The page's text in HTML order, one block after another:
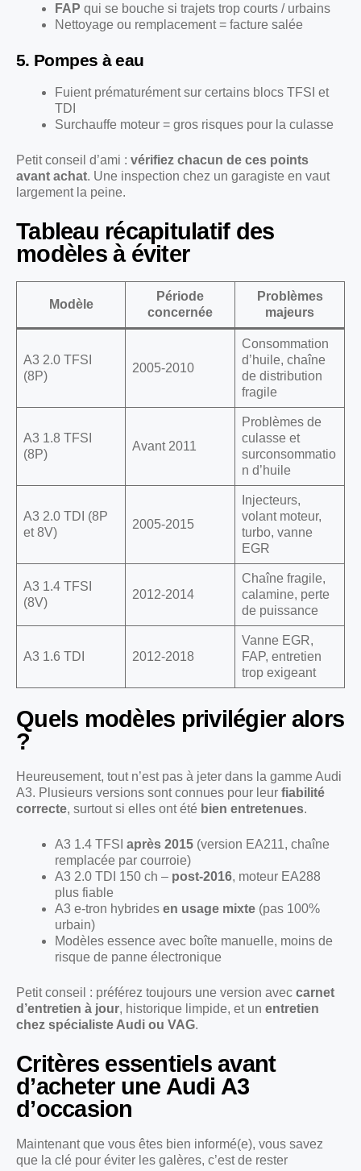
FAP qui se bouche si trajets trop courts / urbains
Nettoyage ou remplacement = facture salée
5. Pompes à eau
Fuient prématurément sur certains blocs TFSI et
TDI
Surchauffe moteur = gros risques pour la culasse
Petit conseil d’ami : vérifiez chacun de ces points
avant achat. Une inspection chez un garagiste en vaut
largement la peine.
Tableau récapitulatif des
modèles à éviter
Modèle
Période
concernée
Problèmes
majeurs
A3 2.0 TFSI
(8P)
2005-2010
Consommation
d’huile, chaîne
de distribution
fragile
A3 1.8 TFSI
(8P)
Avant 2011
Problèmes de
culasse et
surconsommatio
n d’huile
A3 2.0 TDI (8P
et 8V)
2005-2015
Injecteurs,
volant moteur,
turbo, vanne
EGR
A3 1.4 TFSI
(8V)
2012-2014
Chaîne fragile,
calamine, perte
de puissance
A3 1.6 TDI 2012-2018
Vanne EGR,
FAP, entretien
trop exigeant
Quels modèles privilégier alors
?
Heureusement, tout n’est pas à jeter dans la gamme Audi
A3. Plusieurs versions sont connues pour leur fiabilité
correcte, surtout si elles ont été bien entretenues.
A3 1.4 TFSI après 2015 (version EA211, chaîne
remplacée par courroie)
A3 2.0 TDI 150 ch – post-2016, moteur EA288
plus fiable
A3 e-tron hybrides en usage mixte (pas 100%
urbain)
Modèles essence avec boîte manuelle, moins de
risque de panne électronique
Petit conseil : préférez toujours une version avec carnet
d’entretien à jour, historique limpide, et un entretien
chez spécialiste Audi ou VAG.
Critères essentiels avant
d’acheter une Audi A3
d’occasion
Maintenant que vous êtes bien informé(e), vous savez
que la clé pour éviter les galères, c’est de rester